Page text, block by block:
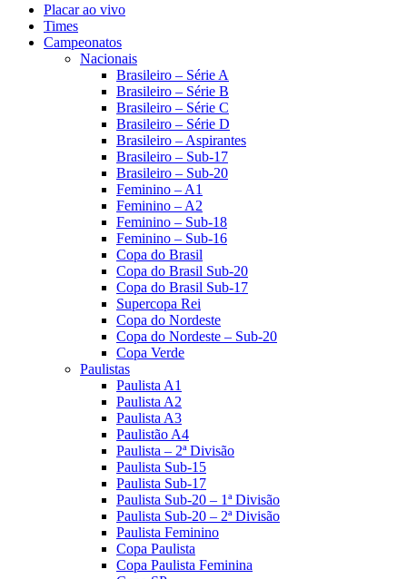
Placar ao vivo
Times
Campeonatos
Nacionais
Brasileiro – Série A
Brasileiro – Série B
Brasileiro – Série C
Brasileiro – Série D
Brasileiro – Aspirantes
Brasileiro – Sub-17
Brasileiro – Sub-20
Feminino – A1
Feminino – A2
Feminino – Sub-18
Feminino – Sub-16
Copa do Brasil
Copa do Brasil Sub-20
Copa do Brasil Sub-17
Supercopa Rei
Copa do Nordeste
Copa do Nordeste – Sub-20
Copa Verde
Paulistas
Paulista A1
Paulista A2
Paulista A3
Paulistão A4
Paulista – 2ª Divisão
Paulista Sub-15
Paulista Sub-17
Paulista Sub-20 – 1ª Divisão
Paulista Sub-20 – 2ª Divisão
Paulista Feminino
Copa Paulista
Copa Paulista Feminina